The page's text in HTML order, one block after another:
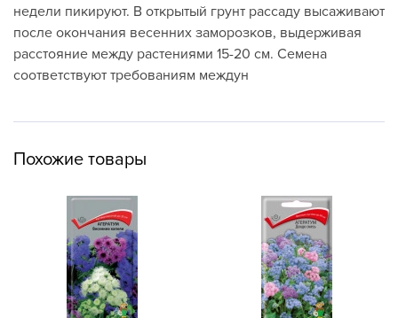
недели пикируют. В открытый грунт рассаду высаживают
после окончания весенних заморозков, выдерживая
расстояние между растениями 15-20 см. Семена
соответствуют требованиям междун
Похожие товары